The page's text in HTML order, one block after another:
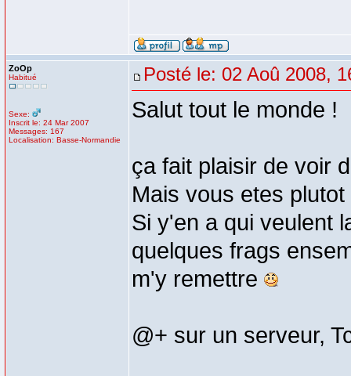
ZoOp
Habitué
Sexe:
Inscrit le: 24 Mar 2007
Messages: 167
Localisation: Basse-Normandie
Posté le: 02 Aoû 2008,
Salut tout le monde !
ça fait plaisir de voir
Mais vous etes
Si y'en a qui veulent
quelques frags
m'y remettre
@+ sur un serveur,